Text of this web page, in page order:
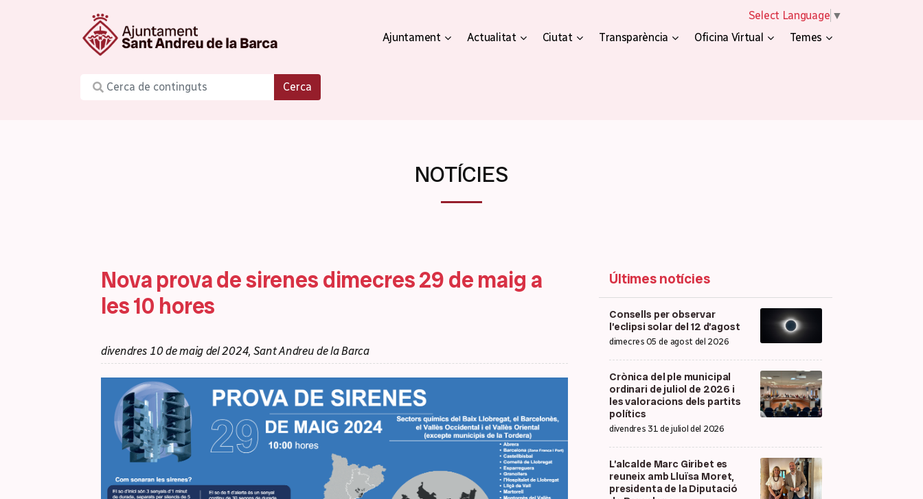
Select Language ▼
Cerca
Ajuntament Actualitat Ciutat Transparència Oficina Virtual Temes
NOTÍCIES
Nova prova de sirenes dimecres 29 de maig a
les 10 hores
divendres 10 de maig del 2024, Sant Andreu de la Barca
Últimes notícies
Consells per observar
l’eclipsi solar del 12 d’agost
dimecres 05 de agost del 2026
Crònica del ple municipal
ordinari de juliol de 2026 i
les valoracions dels partits
polítics
divendres 31 de juliol del 2026
L’alcalde Marc Giribet es
reuneix amb Lluïsa Moret,
presidenta de la Diputació